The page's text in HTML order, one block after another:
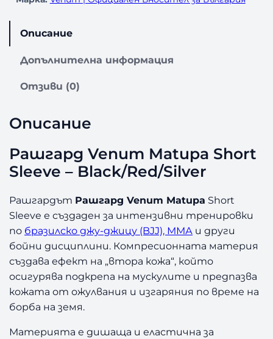
Описание
Допълнителна информация
Отзиви (0)
Описание
Рашгард Venum Matupa Short
Sleeve – Black/Red/Silver
Рашгардът Рашгард Venum Matupa Short
Sleeve е създаден за интензивни тренировки
по бразилско джу-джицу (BJJ), ММА и други
бойни дисциплини. Компресионната материя
създава ефект на „втора кожа“, който
осигурява подкрепа на мускулите и предпазва
кожата от ожулвания и изгаряния по време на
борба на земя.
Материята е дишаща и еластична за